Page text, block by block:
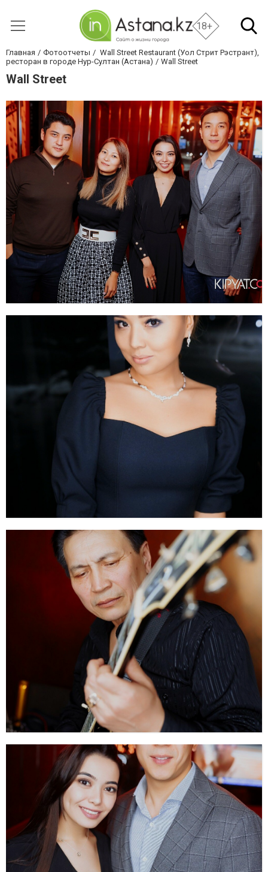
18+
Главная Фотоотчеты
Wall Street Restaurant (Уол Стрит Рэстрант),
ресторан в городе Нур-Султан (Астана)
Wall Street
Wall Street